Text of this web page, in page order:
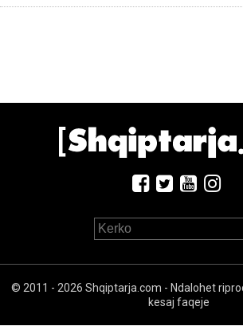
© 2011 - 2026 Shqiptarja.com - Ndalohet
kesaj faqeje